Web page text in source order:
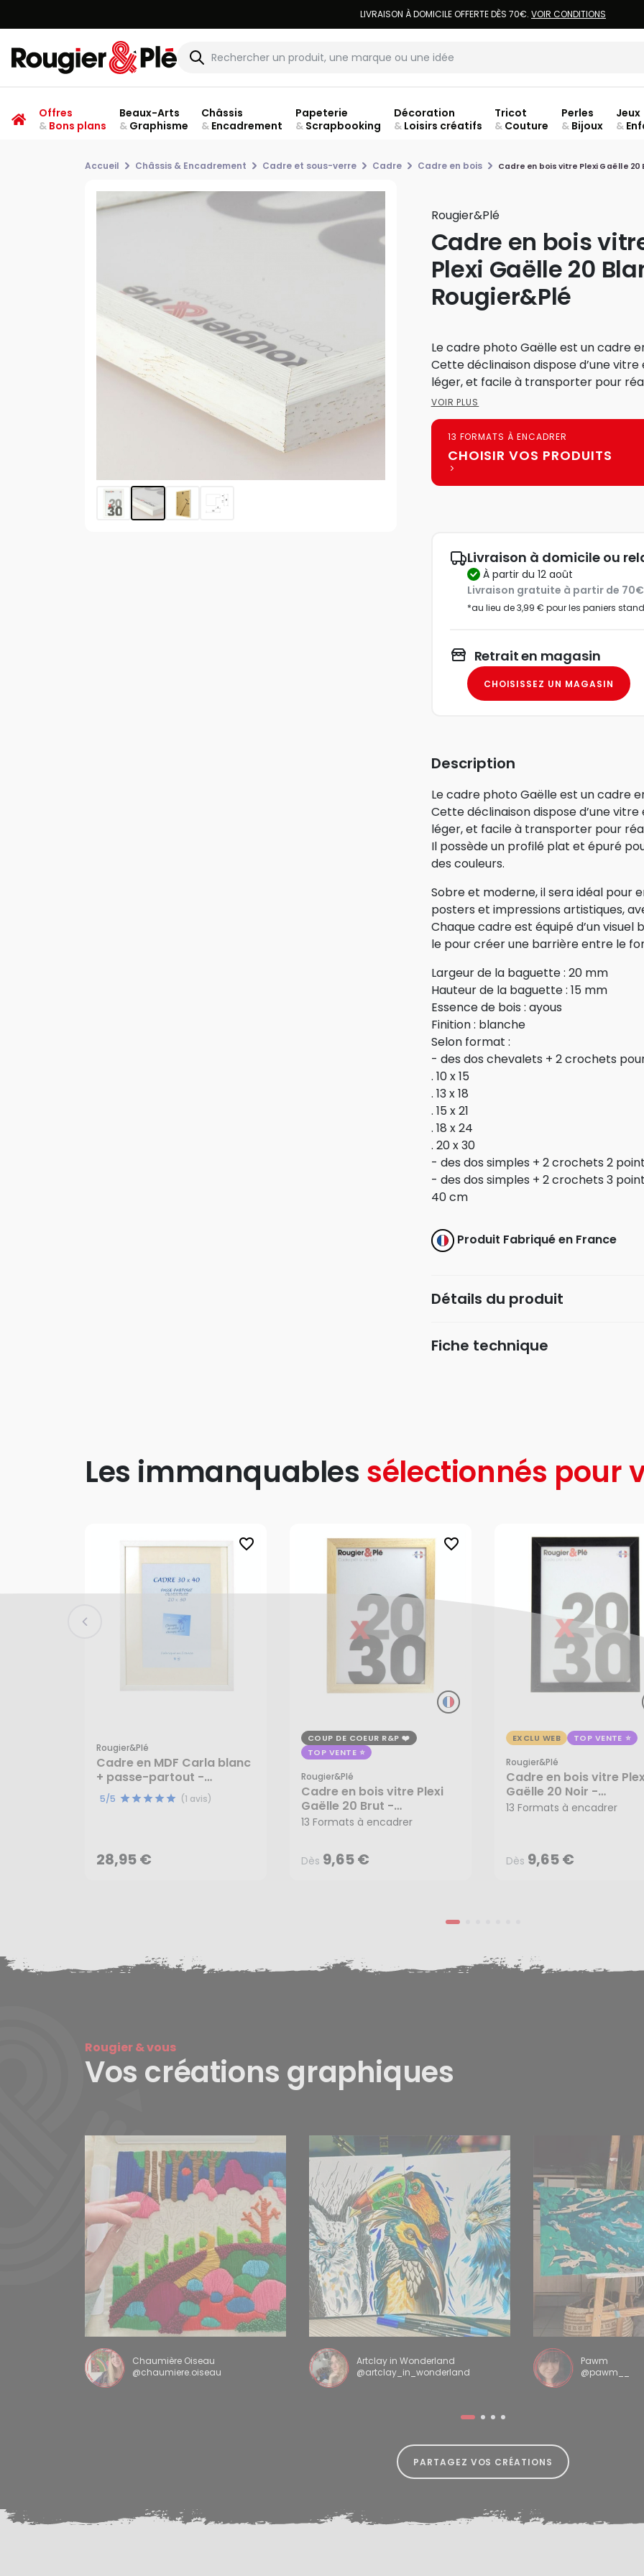
LIVRAISON À DOMICILE OFFERTE DÈS 70€. VOIR CONDITIONS
Offres
&Bons plans
Beaux-Arts
&Graphisme
Châssis
&Encadrement
Papeterie
&Scrapbooking
Décoration
&Loisirs créatifs
Tricot
& Couture
Perles
& Bijoux
Jeux
&
Accueil Châssis & Encadrement Cadre et sous-verre Cadre Cadre en bois Cadre en bois vitre Plexi Gaëlle 20
Rougier&plé
Cadre en bois
Plexi Gaëlle 20
Rougier&Plé
Le cadre photo Gaëlle est un cadre
Cette déclinaison dispose d’une
léger, et facile à transporter pour
VOIR PLUS
13 FORMATS À ENCADRER
CHOISIR VOS PRODUITS
Livraison à domicile ou
à partir du 12 août
Livraison gratuite à partir de
*au lieu de 3,99 € pour les paniers
Retrait en magasin
CHOISISSEZ UN MAGASIN
Description
Le cadre photo Gaëlle est un cadre
Cette déclinaison dispose d’une
léger, et facile à transporter pour
Il possède un profilé plat et épuré
des couleurs.
Sobre et moderne, il sera idéal pour
posters et impressions artistiques,
Chaque cadre est équipé d’un visuel
le pour créer une barrière entre le
Largeur de la baguette : 20 mm
Hauteur de la baguette : 15 mm
Essence de bois : ayous
Finition : blanche
Selon format :
- des dos chevalets + 2 crochets
. 10 x 15
. 13 x 18
. 15 x 21
. 18 x 24
. 20 x 30
- des dos simples + 2 crochets 2
- des dos simples + 2 crochets 3
40 cm
Produit Fabriqué en France
Détails du produit
Fiche technique
Les immanquables sélectionnés pour
favorite_border
Rougier&plé
Cadre en MDF Carla blanc
+ passe-partout -
Rougier&Plé
5/5 (1 avis)
28,95 €
28,95 €
favorite_border
COUP DE COEUR R&P
TOP VENTE
Rougier&plé
Cadre en bois vitre Plexi
Gaëlle 20 Brut -
Rougier&Plé
13 Formats à encadrer
Dès 9,65 €
Dès9,65 €
EXCLU WEB TOP VENTE
Rougier&plé
Cadre en bois vitre
Gaëlle 20 Noir -
Rougier&Plé
13 Formats à encadrer
Dès 9,65 €
Dès9,65 €
Rougier & vous
Vos créations graphiques
Chaumière Oiseau
@chaumiere.oiseau
Artclay in Wonderland
@artclay_in_wonderland
Pawm
@pawm__
PARTAGEZ VOS CRÉATIONS